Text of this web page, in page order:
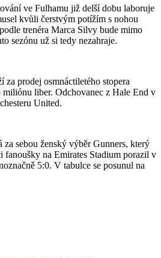
ve Fulhamu již delší dobu laboruje
kvůli čerstvým potížím s nohou
trenéra Marca Silvy bude mimo
sezónu už si tedy nezahraje.
za prodej osmnáctiletého stopera
miliónu liber. Odchovanec z Hale End v
United.
za sebou ženský výběr Gunners, který
fanoušky na Emirates Stadium porazil v
5:0. V tabulce se posunul na